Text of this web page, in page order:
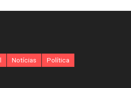
Notícias Política